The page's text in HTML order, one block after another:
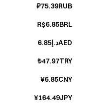
₽75.39RUB
R$6.85BRL
د.إ6.85AED
₺47.97TRY
¥6.85CNY
¥164.49JPY